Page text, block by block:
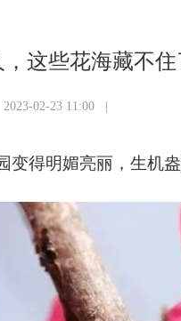
这些花海藏不住
02-23 11:00 |
得明媚亮丽，生机